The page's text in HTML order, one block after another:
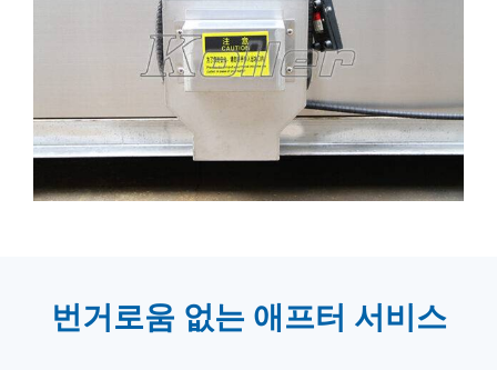
번거로움 없는 애프터 서비스